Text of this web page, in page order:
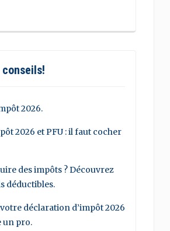
2026.
2026 et PFU : il faut cocher
des impôts ? Découvrez
déductibles.
déclaration d’impôt 2026
un pro.